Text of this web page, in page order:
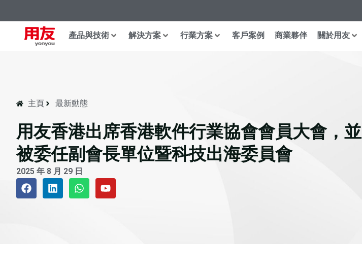
產品與技術 解決方案 行業方案 客戶案例 商業夥伴 關於用友
主頁 最新動態
用友香港出席香港軟件行業協會會員大會，並
被委任副會長單位暨科技出海委員會
2025 年 8 月 29 日